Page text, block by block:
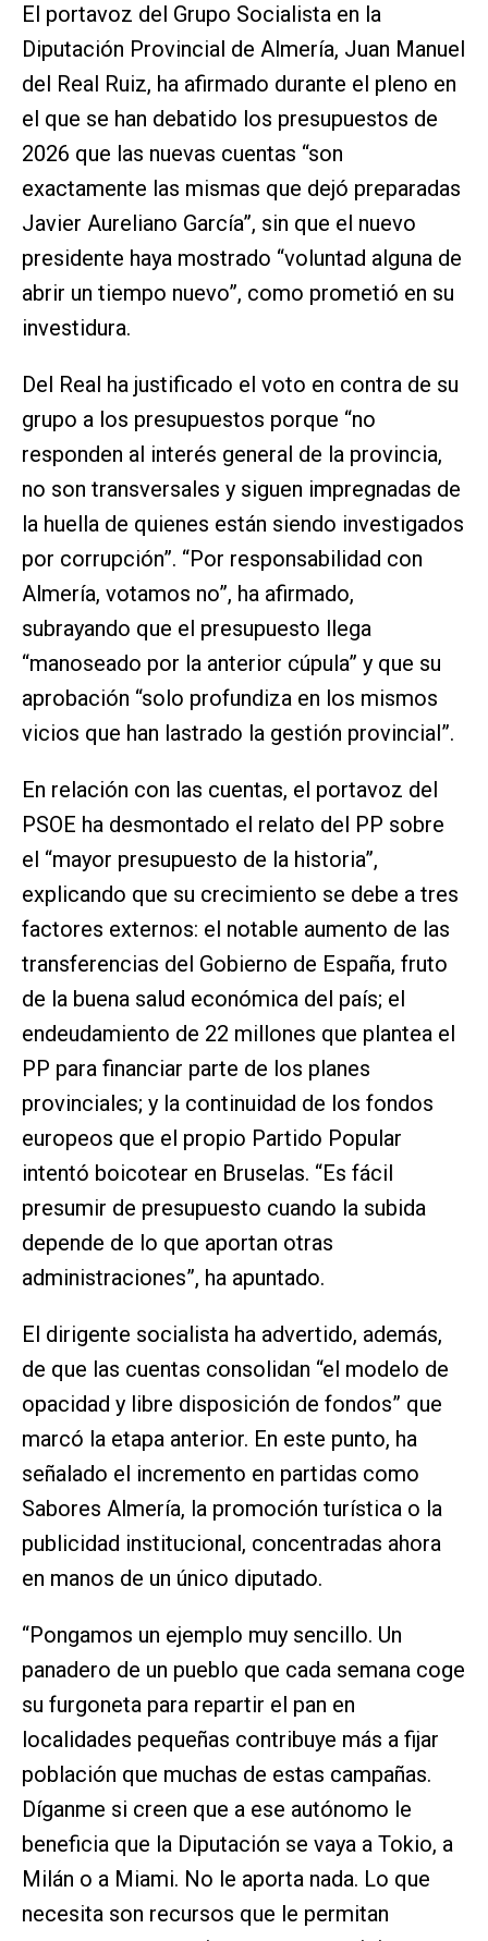
El portavoz del Grupo Socialista en la
Diputación Provincial de Almería, Juan Manuel
del Real Ruiz, ha afirmado durante el pleno en
el que se han debatido los presupuestos de
2026 que las nuevas cuentas “son
exactamente las mismas que dejó preparadas
Javier Aureliano García”, sin que el nuevo
presidente haya mostrado “voluntad alguna de
abrir un tiempo nuevo”, como prometió en su
investidura.
Del Real ha justificado el voto en contra de su
grupo a los presupuestos porque “no
responden al interés general de la provincia,
no son transversales y siguen impregnadas de
la huella de quienes están siendo investigados
por corrupción”. “Por responsabilidad con
Almería, votamos no”, ha afirmado,
subrayando que el presupuesto llega
“manoseado por la anterior cúpula” y que su
aprobación “solo profundiza en los mismos
vicios que han lastrado la gestión provincial”.
En relación con las cuentas, el portavoz del
PSOE ha desmontado el relato del PP sobre
el “mayor presupuesto de la historia”,
explicando que su crecimiento se debe a tres
factores externos: el notable aumento de las
transferencias del Gobierno de España, fruto
de la buena salud económica del país; el
endeudamiento de 22 millones que plantea el
PP para financiar parte de los planes
provinciales; y la continuidad de los fondos
europeos que el propio Partido Popular
intentó boicotear en Bruselas. “Es fácil
presumir de presupuesto cuando la subida
depende de lo que aportan otras
administraciones”, ha apuntado.
El dirigente socialista ha advertido, además,
de que las cuentas consolidan “el modelo de
opacidad y libre disposición de fondos” que
marcó la etapa anterior. En este punto, ha
señalado el incremento en partidas como
Sabores Almería, la promoción turística o la
publicidad institucional, concentradas ahora
en manos de un único diputado.
“Pongamos un ejemplo muy sencillo. Un
panadero de un pueblo que cada semana coge
su furgoneta para repartir el pan en
localidades pequeñas contribuye más a fijar
población que muchas de estas campañas.
Díganme si creen que a ese autónomo le
beneficia que la Diputación se vaya a Tokio, a
Milán o a Miami. No le aporta nada. Lo que
necesita son recursos que le permitan